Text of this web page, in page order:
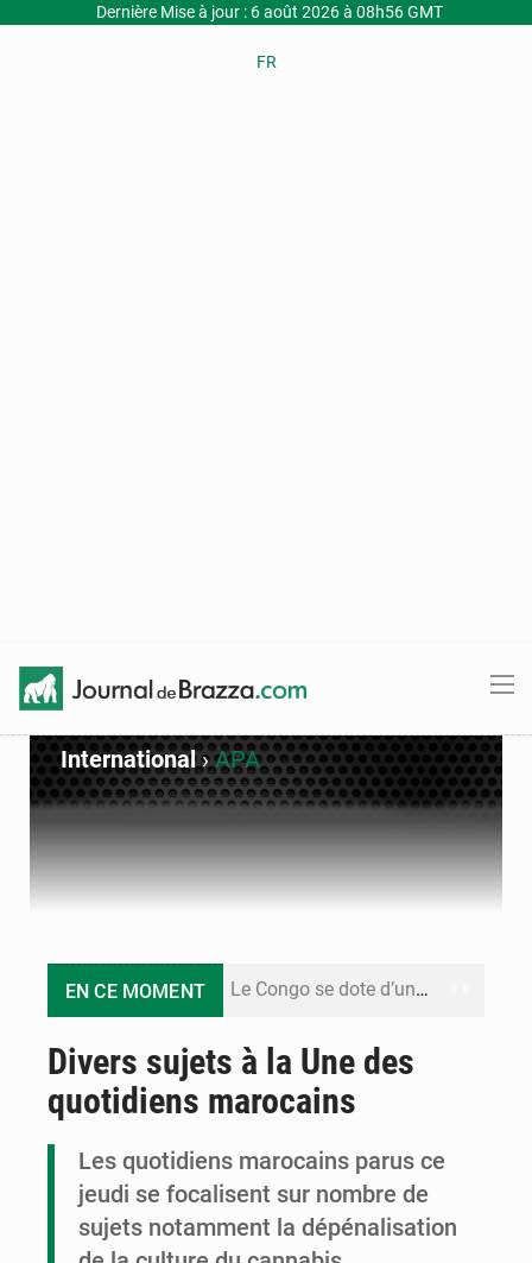
Dernière Mise à jour : 6 août 2026 à 08h56 GMT
FR
International›APA
EN CE MOMENT Le Congo se dote d’un programme national pour valoriser les produits forestiers non ligneux
Compétitions africaines : la CAF ferme la porte à l’AC Léopards et à l’AS Otohô
Divers sujets à la Une des
quotidiens marocains
Les quotidiens marocains parus ce
jeudi se focalisent sur nombre de
sujets notamment la dépénalisation